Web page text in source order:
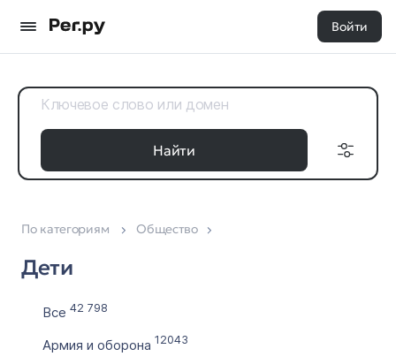
Войти
Найти
Доменные
Все 35
Дата регистрации
Выставлен на продажу
По категориям Общество
Дети
Все 42 798
Армия и оборона 12043